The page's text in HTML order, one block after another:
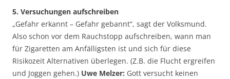
5. Versuchungen aufschreiben
„Gefahr erkannt – Gefahr gebannt“, sagt der Volksmund.
Also schon vor dem Rauchstopp aufschreiben, wann man
für Zigaretten am Anfälligsten ist und sich für diese
Risikozeit Alternativen überlegen. (Z.B. die Flucht ergreifen
und Joggen gehen.) Uwe Melzer: Gott versucht keinen